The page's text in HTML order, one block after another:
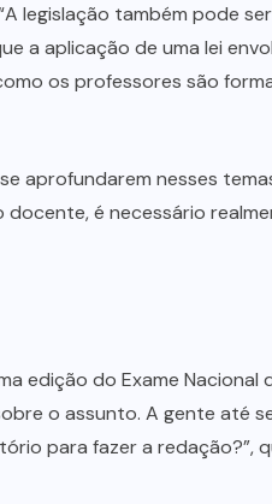
legislação também pode
a aplicação de uma lei
os professores são
aprofundarem nesses
é necessário
edição do Exame Nacional
o assunto. A gente até
para fazer a redação?”,